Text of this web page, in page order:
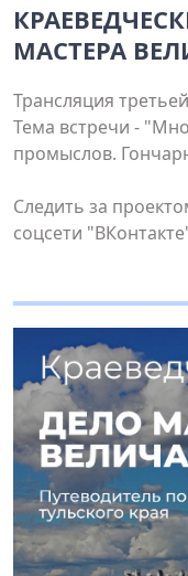
МАСТЕРА
Трансляция
Тема встречи -
промыслов.
Следить за
соцсети